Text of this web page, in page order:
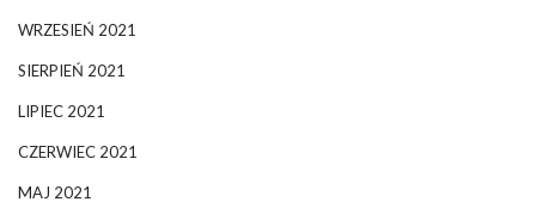
WRZESIEŃ 2021
SIERPIEŃ 2021
LIPIEC 2021
CZERWIEC 2021
MAJ 2021